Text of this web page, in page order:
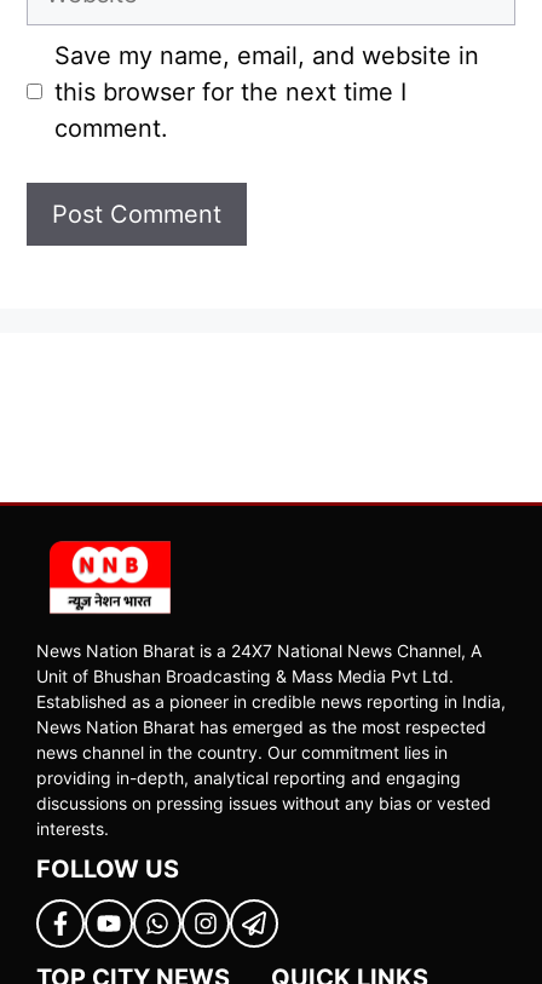
Save my name, email, and website in
this browser for the next time I
comment.
News Nation Bharat is a 24X7 National News Channel, A
Unit of Bhushan Broadcasting & Mass Media Pvt Ltd.
Established as a pioneer in credible news reporting in India,
News Nation Bharat has emerged as the most respected
news channel in the country. Our commitment lies in
providing in-depth, analytical reporting and engaging
discussions on pressing issues without any bias or vested
interests.
FOLLOW US